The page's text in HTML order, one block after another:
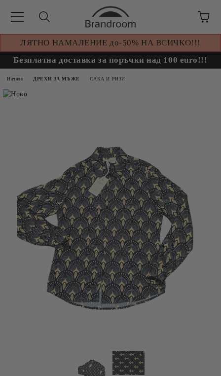
ЛЯТНО НАМАЛЕНИЕ до-50% НА ВСИЧКО!!!
Безплатна доставка за поръчки над 100 euro!!!
Начало ДРЕХИ ЗА МЪЖЕ САКА И РИЗИ